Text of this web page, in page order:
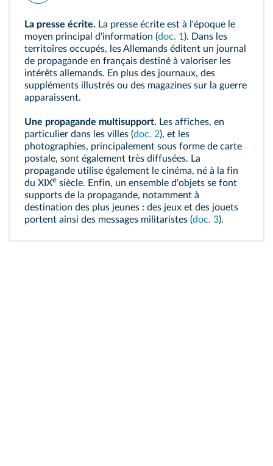
La presse écrite. La presse écrite est à l'époque le
moyen principal d'information (doc. 1). Dans les
territoires occupés, les Allemands éditent un journal
de propagande en français destiné à valoriser les
intérêts allemands. En plus des journaux, des
suppléments illustrés ou des magazines sur la guerre
apparaissent.
Une propagande multisupport. Les affiches, en
particulier dans les villes (doc. 2), et les
photographies, principalement sous forme de carte
postale, sont également très diffusées. La
propagande utilise également le cinéma, né à la fin
du XIXe siècle. Enfin, un ensemble d'objets se font
supports de la propagande, notamment à
destination des plus jeunes : des jeux et des jouets
portent ainsi des messages militaristes (doc. 3).